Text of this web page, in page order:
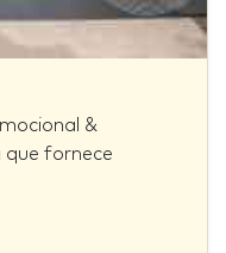
&
que fornece